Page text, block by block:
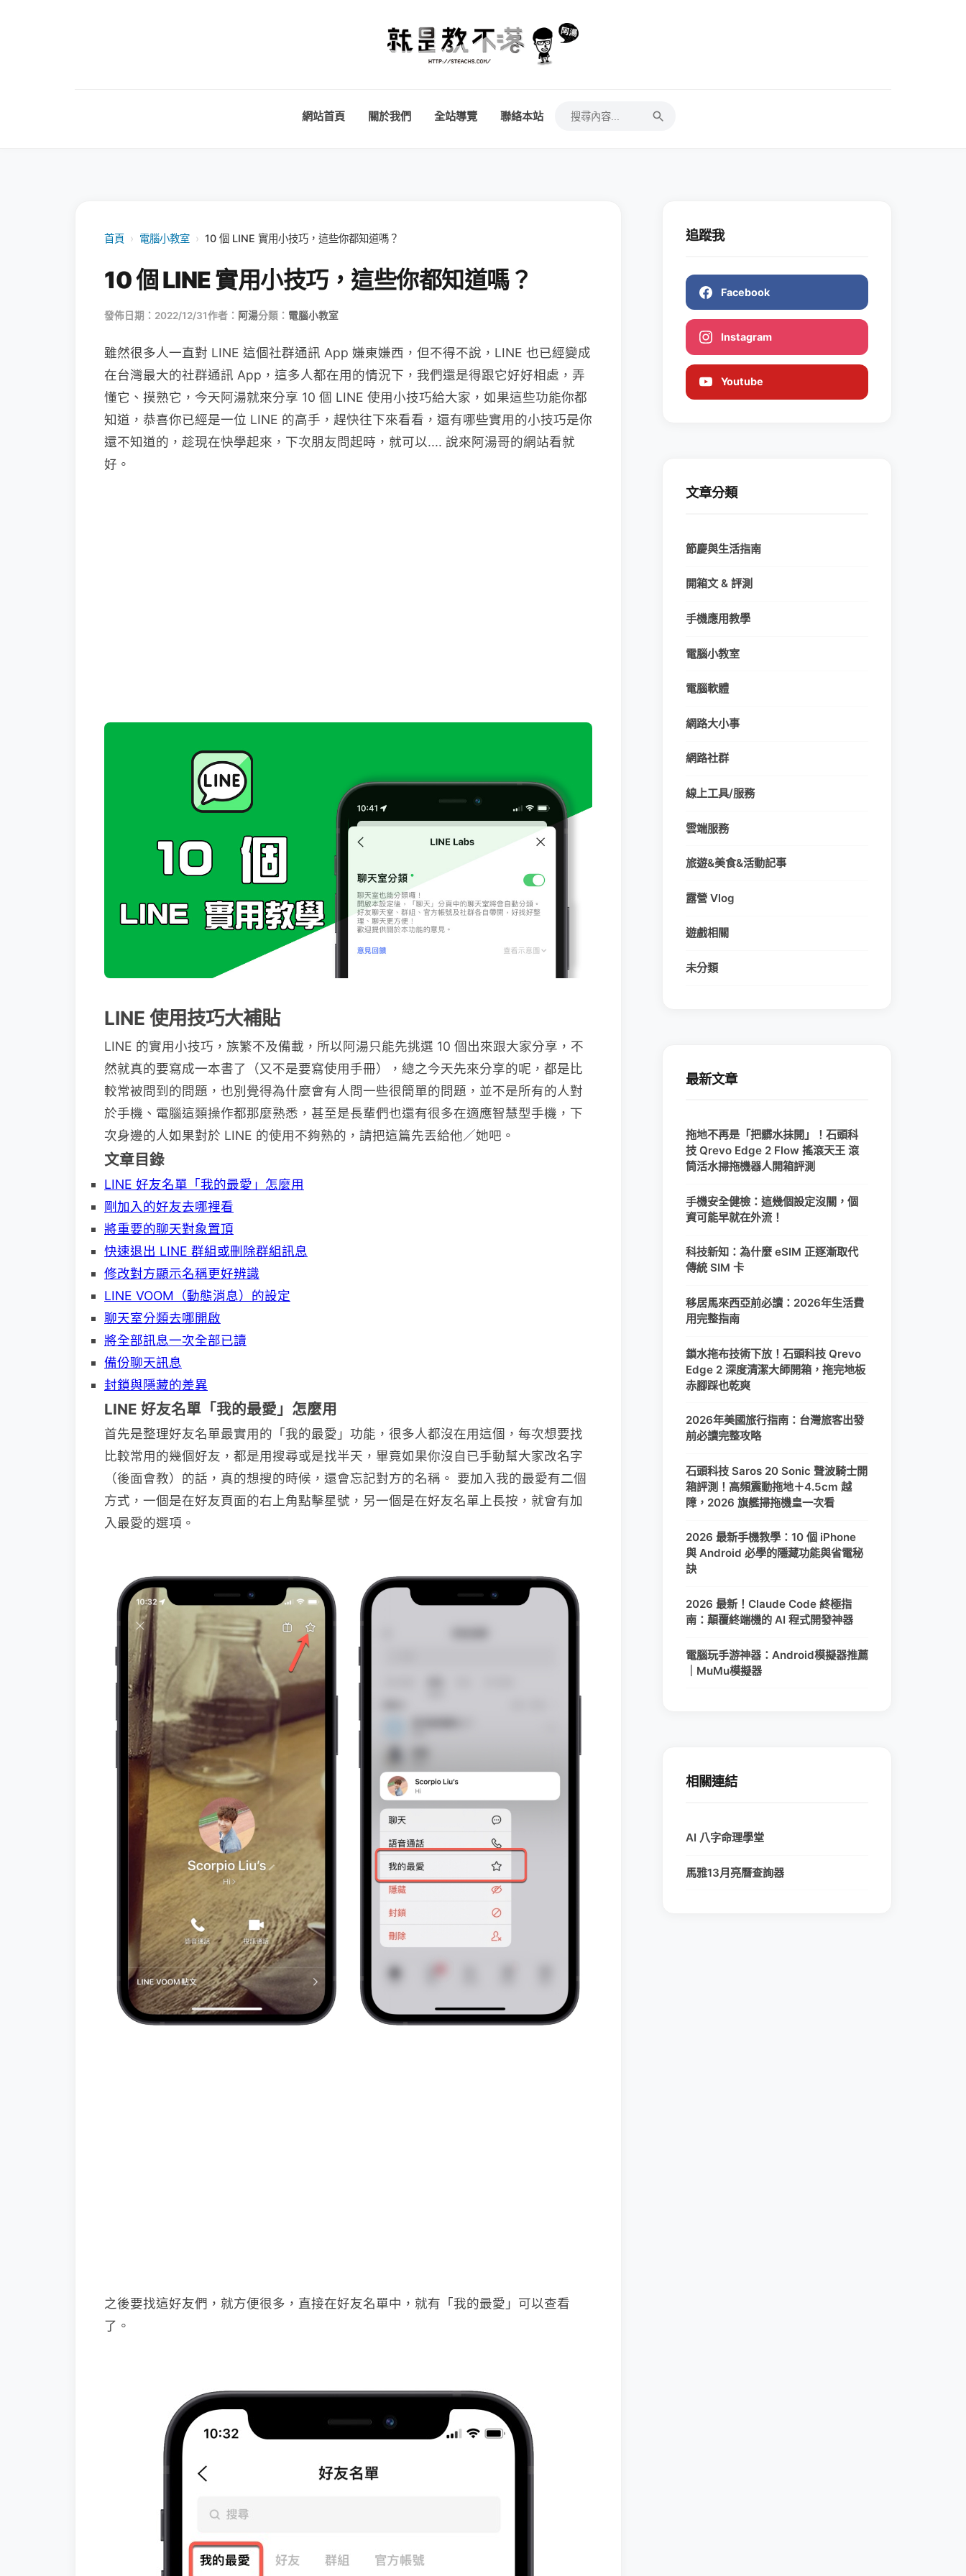
網站首頁 關於我們 全站導覽 聯絡本站
首頁 › 電腦小教室 › 10 個 LINE 實用小技巧，這些你都知道嗎？
10 個 LINE 實用小技巧，這些你都知道嗎？
發佈日期：2022/12/31作者： 阿湯分類： 電腦小教室
雖然很多人一直對 LINE 這個社群通訊 App 嫌東嫌西，但不得不說，LINE 也已經變成
在台灣最大的社群通訊 App，這多人都在用的情況下，我們還是得跟它好好相處，弄
懂它、摸熟它，今天阿湯就來分享 10 個 LINE 使用小技巧給大家，如果這些功能你都
知道，恭喜你已經是一位 LINE 的高手，趕快往下來看看，還有哪些實用的小技巧是你
還不知道的，趁現在快學起來，下次朋友問起時，就可以.... 說來阿湯哥的網站看就
好。
LINE 使用技巧大補貼
LINE 的實用小技巧，族繁不及備載，所以阿湯只能先挑選 10 個出來跟大家分享，不
然就真的要寫成一本書了（又不是要寫使用手冊），總之今天先來分享的呢，都是比
較常被問到的問題，也別覺得為什麼會有人問一些很簡單的問題，並不是所有的人對
於手機、電腦這類操作都那麼熟悉，甚至是長輩們也還有很多在適應智慧型手機，下
次身邊的人如果對於 LINE 的使用不夠熟的，請把這篇先丟給他／她吧。
文章目錄
LINE 好友名單「我的最愛」怎麼用
剛加入的好友去哪裡看
將重要的聊天對象置頂
快速退出 LINE 群組或刪除群組訊息
修改對方顯示名稱更好辨識
LINE VOOM（動態消息）的設定
聊天室分類去哪開啟
將全部訊息一次全部已讀
備份聊天訊息
封鎖與隱藏的差異
LINE 好友名單「我的最愛」怎麼用
首先是整理好友名單最實用的「我的最愛」功能，很多人都沒在用這個，每次想要找
比較常用的幾個好友，都是用搜尋或是找半天，畢竟如果你沒自已手動幫大家改名字
（後面會教）的話，真的想搜的時候，還會忘記對方的名稱。 要加入我的最愛有二個
方式，一個是在好友頁面的右上角點擊星號，另一個是在好友名單上長按，就會有加
入最愛的選項。
之後要找這好友們，就方便很多，直接在好友名單中，就有「我的最愛」可以查看
了。
追蹤我
Facebook
Instagram
Youtube
文章分類
節慶與生活指南
開箱文 & 評測
手機應用教學
電腦小教室
電腦軟體
網路大小事
網路社群
線上工具/服務
雲端服務
旅遊&美食&活動記事
露營 Vlog
遊戲相關
未分類
最新文章
拖地不再是「把髒水抹開」！石頭科
技 Qrevo Edge 2 Flow 搖滾天王 滾
筒活水掃拖機器人開箱評測
手機安全健檢：這幾個設定沒關，個
資可能早就在外流！
科技新知：為什麼 eSIM 正逐漸取代
傳統 SIM 卡
移居馬來西亞前必讀：2026年生活費
用完整指南
鎖水拖布技術下放！石頭科技 Qrevo
Edge 2 深度清潔大師開箱，拖完地板
赤腳踩也乾爽
2026年美國旅行指南：台灣旅客出發
前必讀完整攻略
石頭科技 Saros 20 Sonic 聲波騎士開
箱評測！高頻震動拖地＋4.5cm 越
障，2026 旗艦掃拖機皇一次看
2026 最新手機教學：10 個 iPhone
與 Android 必學的隱藏功能與省電秘
訣
2026 最新！Claude Code 終極指
南：顛覆終端機的 AI 程式開發神器
電腦玩手游神器：Android模擬器推薦
｜MuMu模擬器
相關連結
AI 八字命理學堂
馬雅13月亮曆查詢器